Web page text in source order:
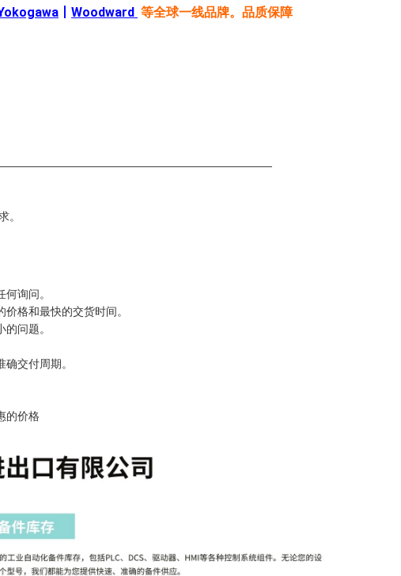
Woodward 等全球一线品牌。品质保障
。
询问。
格和最快的交货时间。
问题。
交付周期。
的价格